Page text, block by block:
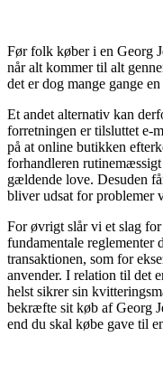
Før folk køber i en Georg
når alt kommer til alt
det er dog mange gange
Et andet alternativ kan
forretningen er tilsluttet e-
på at online butikken
forhandleren rutinemæssigt
gældende love. Desuden
bliver udsat for problemer
For øvrigt slår vi et slag
fundamentale reglementer
transaktionen, som for
anvender. I relation til det
helst sikrer sin
bekræfte sit køb af Georg
end du skal købe gave til